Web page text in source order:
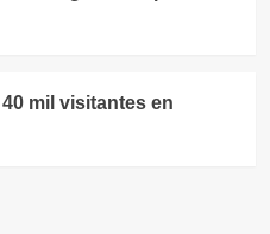
mil visitantes en